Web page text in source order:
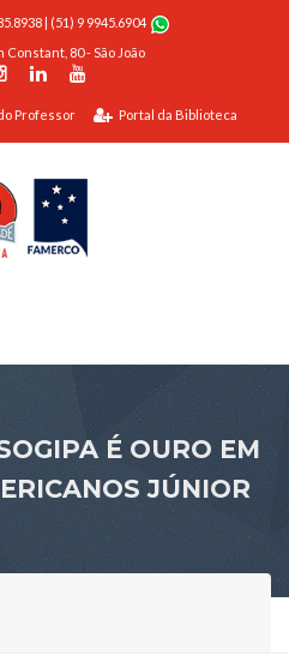
|
(51) 9 9945.6904
80 - São João
Professor Portal da Biblioteca
É OURO EM
JÚNIOR